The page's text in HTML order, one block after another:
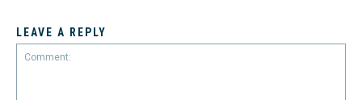
LEAVE A REPLY